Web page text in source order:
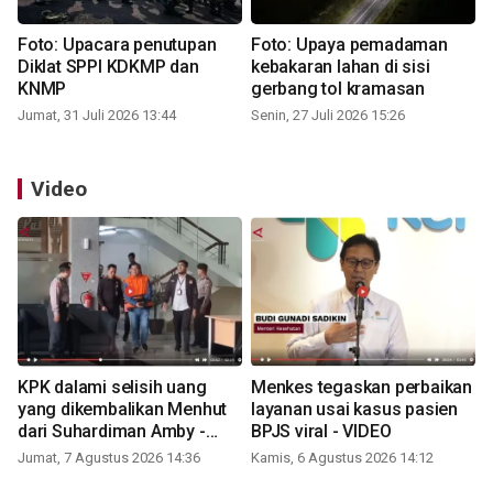
Foto: Upacara penutupan
Diklat SPPI KDKMP dan
KNMP
Jumat, 31 Juli 2026 13:44
Foto: Upaya pemadaman
kebakaran lahan di sisi
gerbang tol kramasan
Senin, 27 Juli 2026 15:26
Video
KPK dalami selisih uang
yang dikembalikan Menhut
dari Suhardiman Amby -
VIDEO
Jumat, 7 Agustus 2026 14:36
Menkes tegaskan perbaikan
layanan usai kasus pasien
BPJS viral - VIDEO
Kamis, 6 Agustus 2026 14:12